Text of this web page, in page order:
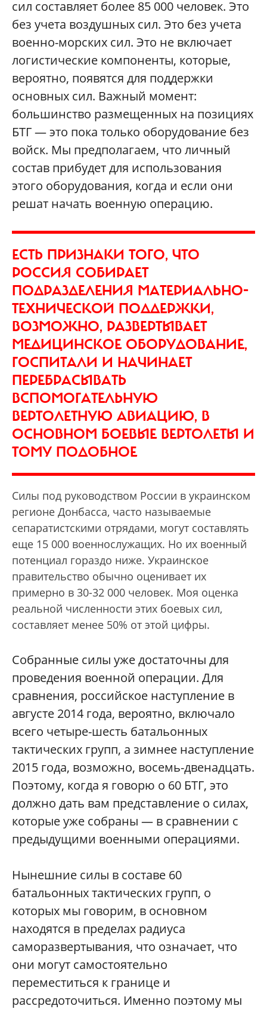
сил составляет более 85 000 человек. Это
без учета воздушных сил. Это без учета
военно-морских сил. Это не включает
логистические компоненты, которые,
вероятно, появятся для поддержки
основных сил. Важный момент:
большинство размещенных на позициях
БТГ — это пока только оборудование без
войск. Мы предполагаем, что личный
состав прибудет для использования
этого оборудования, когда и если они
решат начать военную операцию.
ЕСТЬ ПРИЗНАКИ ТОГО, ЧТО
РОССИЯ СОБИРАЕТ
ПОДРАЗДЕЛЕНИЯ МАТЕРИАЛЬНО-
ТЕХНИЧЕСКОЙ ПОДДЕРЖКИ,
ВОЗМОЖНО, РАЗВЕРТЫВАЕТ
МЕДИЦИНСКОЕ ОБОРУДОВАНИЕ,
ГОСПИТАЛИ И НАЧИНАЕТ
ПЕРЕБРАСЫВАТЬ
ВСПОМОГАТЕЛЬНУЮ
ВЕРТОЛЕТНУЮ АВИАЦИЮ, В
ОСНОВНОМ БОЕВЫЕ ВЕРТОЛЕТЫ И
ТОМУ ПОДОБНОЕ
Силы под руководством России в украинском
регионе Донбасса, часто называемые
сепаратистскими отрядами, могут составлять
еще 15 000 военнослужащих. Но их военный
потенциал гораздо ниже. Украинское
правительство обычно оценивает их
примерно в 30-32 000 человек. Моя оценка
реальной численности этих боевых сил,
составляет менее 50% от этой цифры.
Собранные силы уже достаточны для
проведения военной операции. Для
сравнения, российское наступление в
августе 2014 года, вероятно, включало
всего четыре-шесть батальонных
тактических групп, а зимнее наступление
2015 года, возможно, восемь-двенадцать.
Поэтому, когда я говорю о 60 БТГ, это
должно дать вам представление о силах,
которые уже собраны — в сравнении с
предыдущими военными операциями.
Нынешние силы в составе 60
батальонных тактических групп, о
которых мы говорим, в основном
находятся в пределах радиуса
саморазвертывания, что означает, что
они могут самостоятельно
переместиться к границе и
рассредоточиться. Именно поэтому мы